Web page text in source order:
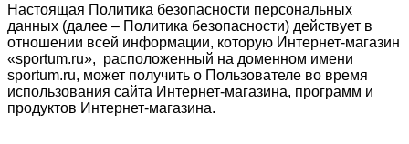
Настоящая Политика безопасности персональных
данных (далее – Политика безопасности) действует в
отношении всей информации, которую Интернет-магазин
«sportum.ru», расположенный на доменном имени
sportum.ru, может получить о Пользователе во время
использования сайта Интернет-магазина, программ и
продуктов Интернет-магазина.